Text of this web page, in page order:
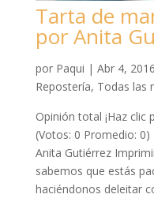
Tarta de
por Anita
por Paqui | Abr 4, 2016
Repostería, Todas las
Opinión total ¡Haz clic
(Votos: 0 Promedio:
Anita Gutiérrez
sabemos que estás
haciéndonos deleitar